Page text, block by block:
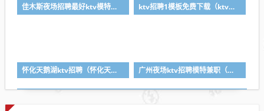
佳木斯夜场招聘最好ktv模特的简单介绍 ktv招聘1模板免费下载（ktv招聘信息样板）
怀化天鹅湖ktv招聘（怀化天鹅湖ktv招聘电话） 广州夜场ktv招聘模特兼职（广州夜场ktv招聘模特兼职工作）